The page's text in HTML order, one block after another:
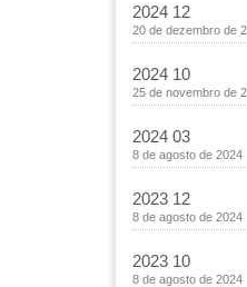
2024 12
20 de dezembro de
2024 10
25 de novembro de
2024 03
8 de agosto de 2024
2023 12
8 de agosto de 2024
2023 10
8 de agosto de 2024